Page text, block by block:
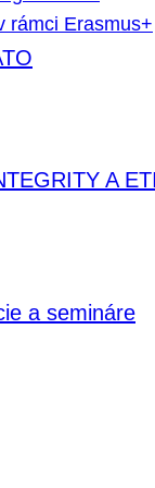
rámci Erasmus+
A
a semináre